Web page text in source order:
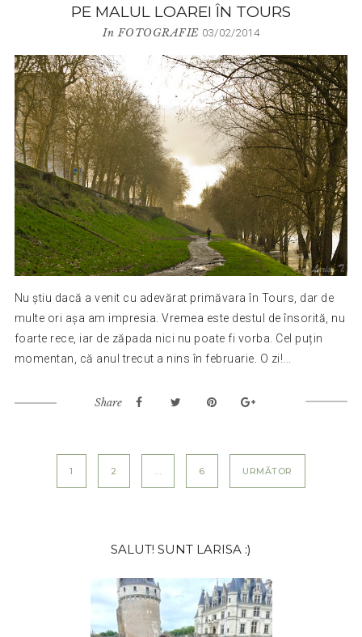
PE MALUL LOAREI ÎN TOURS
InFOTOGRAFIE 03/02/2014
Nu știu dacă a venit cu adevărat primăvara în Tours, dar de
multe ori așa am impresia. Vremea este destul de însorită, nu
foarte rece, iar de zăpada nici nu poate fi vorba. Cel puțin
momentan, că anul trecut a nins în februarie. O zi!...
Share
Paginație
articole
1 2 … 6 URMĂTOR
principală
SALUT! SUNT LARISA :)